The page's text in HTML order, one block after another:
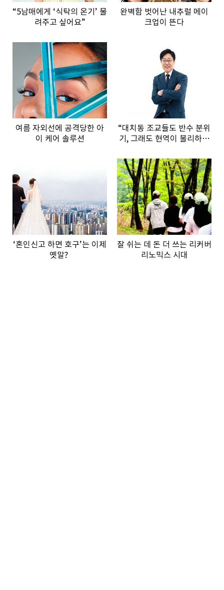
“5남매에게 ‘식탁의 온기’ 물
려주고 싶어요”
완벽함 벗어난 내추럴 메이
크업이 뜬다
여름 자외선에 공격당한 아
이 케어 솔루션
“대치동 조교들도 반수 분위
기, 그래도 현역이 불리하지
‘혼인신고 하면 호구’는 이제
옛말?
잘 쉬는 데 돈 더 쓰는 리커버
리노믹스 시대